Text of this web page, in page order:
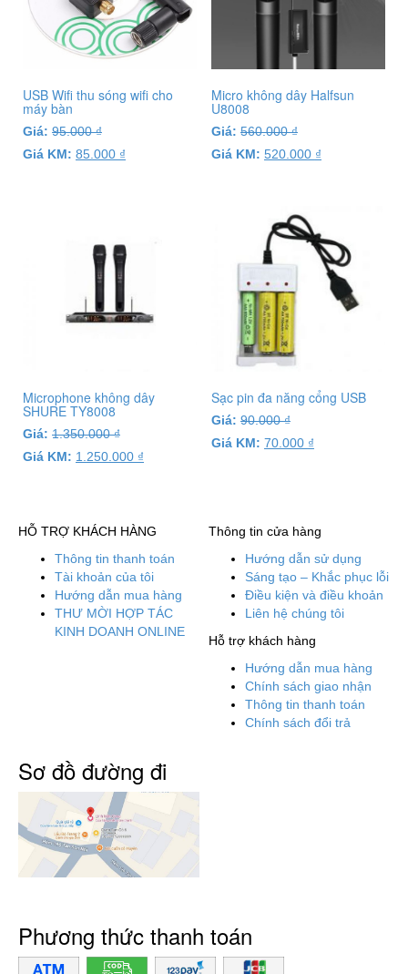
USB Wifi thu sóng wifi cho
máy bàn
Giá: 95.000₫
Giá KM: 85.000 ₫
Micro không dây Halfsun
U8008
Giá: 560.000₫
Giá KM: 520.000 ₫
Microphone không dây
SHURE TY8008
Giá: 1.350.000₫
Giá KM: 1.250.000 ₫
Sạc pin đa năng cổng USB
Giá: 90.000₫
Giá KM: 70.000 ₫
HỖ TRỢ KHÁCH HÀNG
Thông tin thanh toán
Tài khoản của tôi
Hướng dẫn mua hàng
THƯ MỜI HỢP TÁC
KINH DOANH ONLINE
Thông tin cửa hàng
Hướng dẫn sử dụng
Sáng tạo – Khắc phục lỗi
Điều kiện và điều khoản
Liên hệ chúng tôi
Hỗ trợ khách hàng
Hướng dẫn mua hàng
Chính sách giao nhận
Thông tin thanh toán
Chính sách đổi trả
Sơ đồ đường đi
Phương thức thanh toán